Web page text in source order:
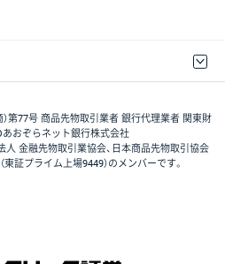
ージ
第77号 商品先物取引業者 銀行代理業者 関東財
あおぞらネット銀行株式会社
人 金融先物取引業協会、日本商品先物取引協会
証プライム上場9449）のメンバーです。